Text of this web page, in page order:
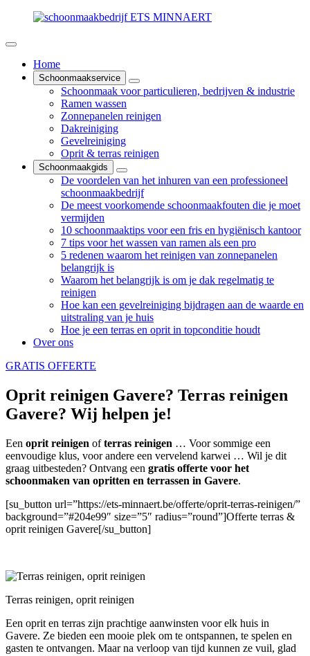
Home
Schoonmaakservice
Schoonmaak voor particulieren, bedrijven & industrie
Ramen wassen
Zonnepanelen reinigen
Dakreiniging
Gevelreiniging
Oprit & terras reinigen
Schoonmaakgids
De voordelen van het inhuren van een professioneel
schoonmaakbedrijf
De meest voorkomende schoonmaakfouten die je moet
vermijden
10 schoonmaaktips voor een fris en hygiënisch kantoor
7 tips voor het wassen van ramen als een pro
5 redenen waarom het reinigen van zonnepanelen
belangrijk is
Waarom het belangrijk is om je dak regelmatig te
reinigen
Hoe kan een gevelreiniging bijdragen aan de waarde en
uitstraling van je huis
Hoe je een terras en oprit in topconditie houdt
Over ons
GRATIS OFFERTE
Oprit reinigen Gavere? Terras reinigen
Gavere? Wij helpen je!
Een oprit reinigen ofterras reinigen … Voor sommige een
eenvoudige klus, voor andere een vervelend karwei … Wil je dit
graag uitbesteden? Ontvang een gratis offerte voor het
schoonmaken van opritten en terrassen in Gavere.
[su_button url=”https://ets-minnaert.be/offerte/oprit-terras-reinigen/”
background=”#204e99″ size=”5″ radius=”round”]Offerte terras &
oprit reinigen Gavere[/su_button]
Terras reinigen, oprit reinigen
Een oprit en terras zijn prachtige aanwinsten voor elk huis in
Gavere. Ze bieden een mooie plek om te ontspannen, te spelen en
gasten te ontvangen. Maar na verloop van tijd kunnen ze vuil, glad